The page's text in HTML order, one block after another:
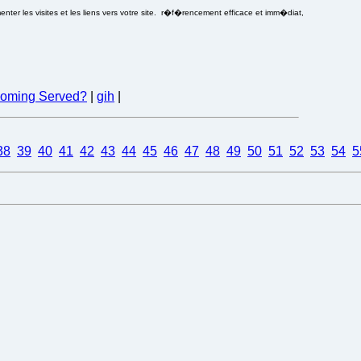
les visites et les liens vers votre site. r�f�rencement efficace et imm�diat,
Served? gih
39 40 41 42 43 44 45 46 47 48 49 50 51 52 53 54